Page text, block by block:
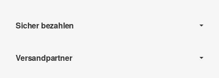
Sicher bezahlen
Versandpartner